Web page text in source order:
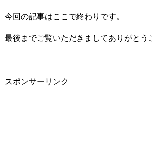
今回の記事はここで終わりです。
最後までご覧いただきましてありがとう
スポンサーリンク